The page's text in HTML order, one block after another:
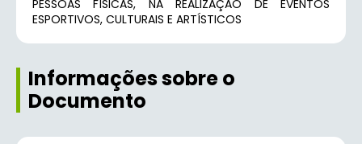
PESSOAS FÍSICAS, NA REALIZAÇÃO DE EVENTOS
ESPORTIVOS, CULTURAIS E ARTÍSTICOS
Informações sobre o
Documento